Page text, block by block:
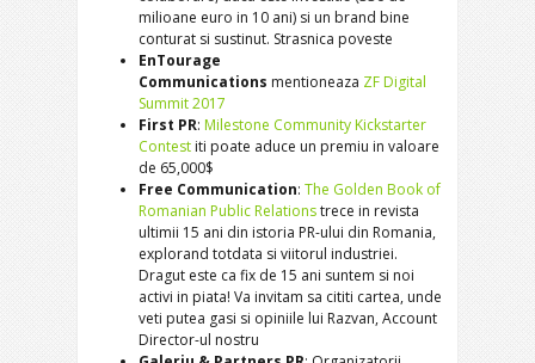
milioane euro in 10 ani) si un brand bine
conturat si sustinut. Strasnica poveste
EnTourage
Communications mentioneaza ZF Digital
Summit 2017
First PR: Milestone Community Kickstarter
Contest iti poate aduce un premiu in valoare
de 65,000$
Free Communication: The Golden Book of
Romanian Public Relationstrece in revista
ultimii 15 ani din istoria PR-ului din Romania,
explorand totdata si viitorul industriei.
Dragut este ca fix de 15 ani suntem si noi
activi in piata! Va invitam sa cititi cartea, unde
veti putea gasi si opiniile lui Razvan, Account
Director-ul nostru